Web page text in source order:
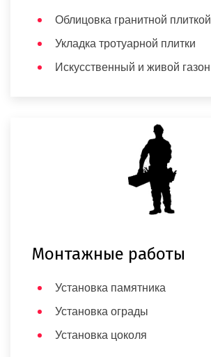
Облицовка гранитной плиткой
Укладка тротуарной плитки
Искусственный и живой газон
Монтажные работы
Установка памятника
Установка ограды
Установка цоколя